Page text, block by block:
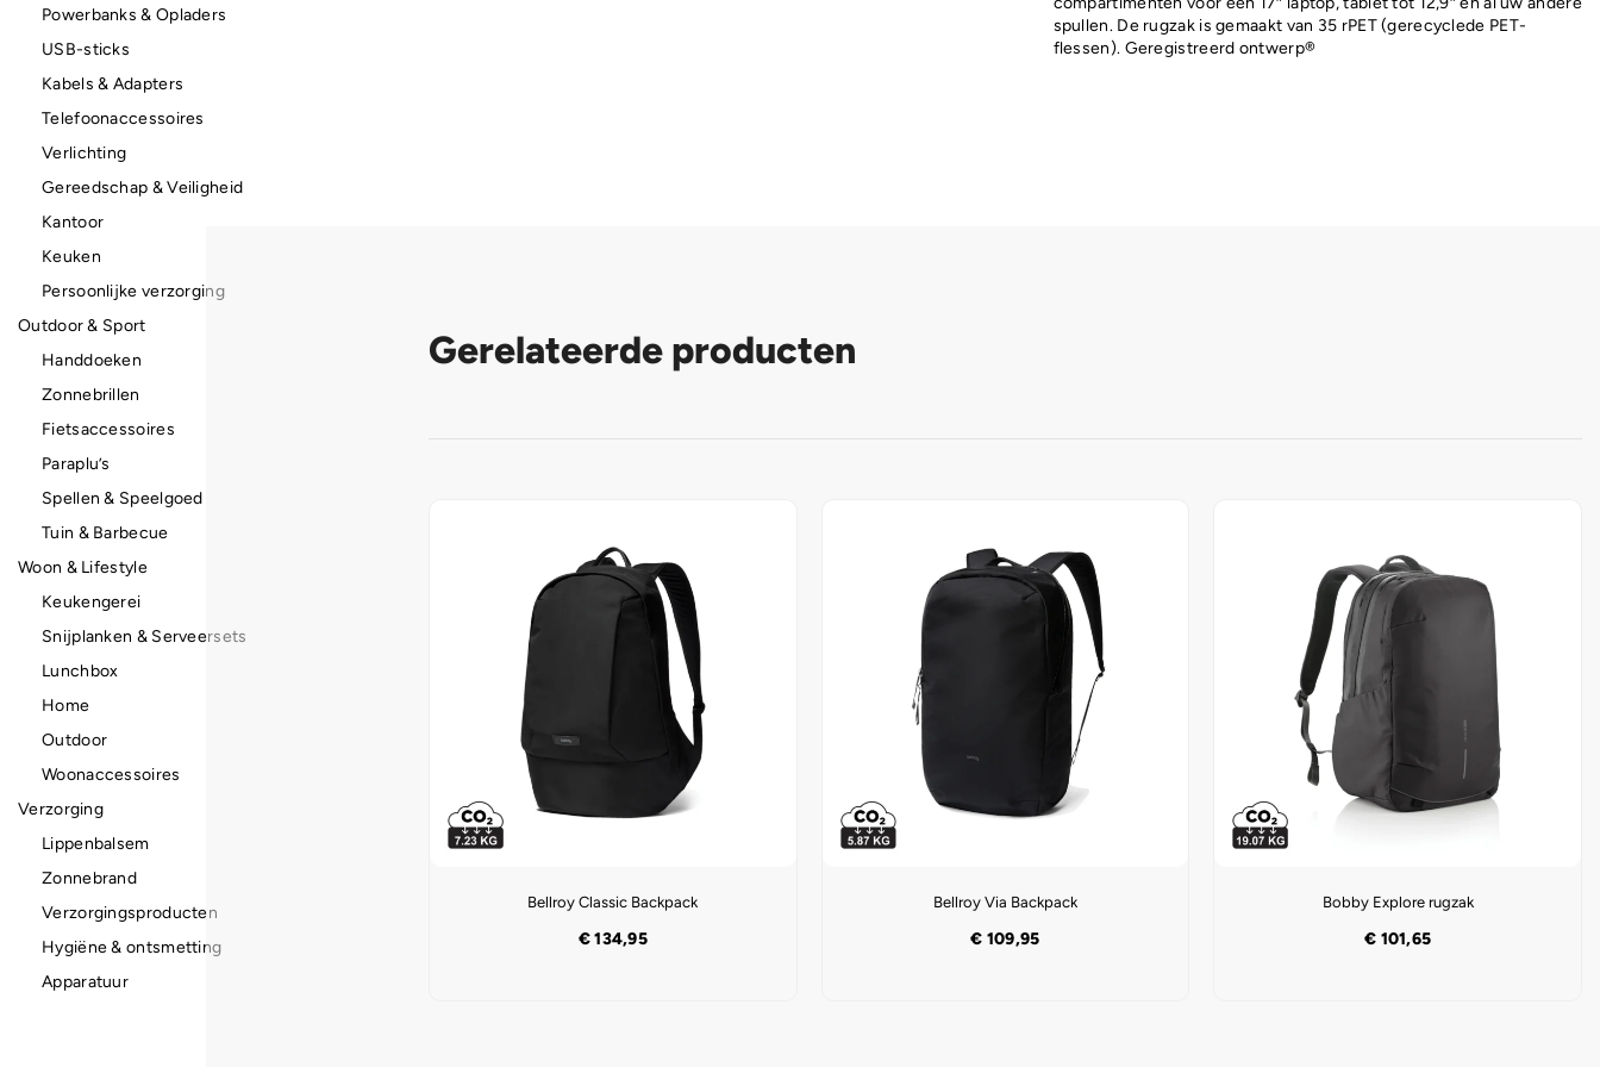
spullen. De rugzak is gemaakt van 35 rPET (gerecyclede PET-
flessen). Geregistreerd ontwerp®
Gerelateerde producten
Bellroy Classic Backpack
€134,95
Bellroy Via Backpack
€ 109,95
Bobby Explore rugzak
€ 101,65
Powerbanks & Opladers
USB-sticks
Kabels & Adapters
Telefoonaccessoires
Verlichting
Gereedschap & Veiligheid
Kantoor
Keuken
Persoonlijke verzorging
Outdoor & Sport
Handdoeken
Zonnebrillen
Fietsaccessoires
Paraplu’s
Spellen & Speelgoed
Tuin & Barbecue
Woon & Lifestyle
Keukengerei
Snijplanken & Serveersets
Lunchbox
Home
Outdoor
Woonaccessoires
Verzorging
Lippenbalsem
Zonnebrand
Verzorgingsproducten
Hygiëne & ontsmetting
Apparatuur